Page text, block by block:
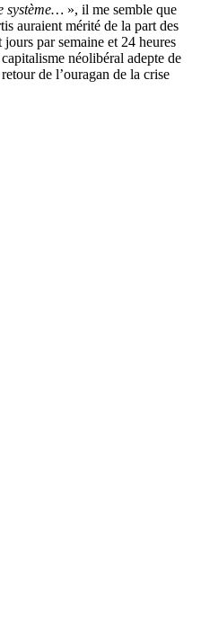
système… », il me semble que
auraient mérité de la part des
par semaine et 24 heures
néolibéral adepte de
de l’ouragan de la crise